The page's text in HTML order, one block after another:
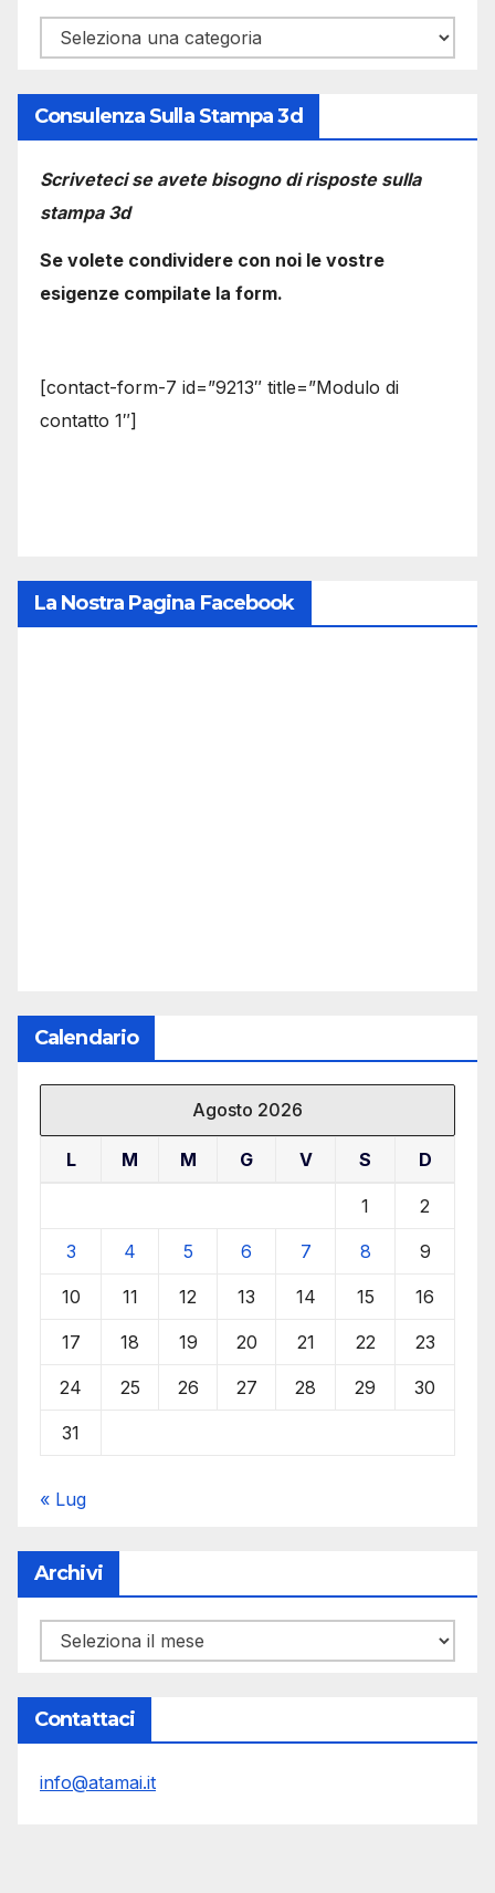
Categorie
Consulenza Sulla Stampa 3d
Scriveteci se avete bisogno di risposte sulla
stampa 3d
Se volete condividere con noi le vostre
esigenze compilate la form.
[contact-form-7 id=”9213″ title=”Modulo di
contatto 1″]
La Nostra Pagina Facebook
Calendario
Agosto 2026
L M M G V S D
1 2
3 4 5 6 7 8 9
10 11 12 13 14 15 16
17 18 19 20 21 22 23
24 25 26 27 28 29 30
31
« Lug
Archivi
Archivi
Contattaci
info@atamai.it